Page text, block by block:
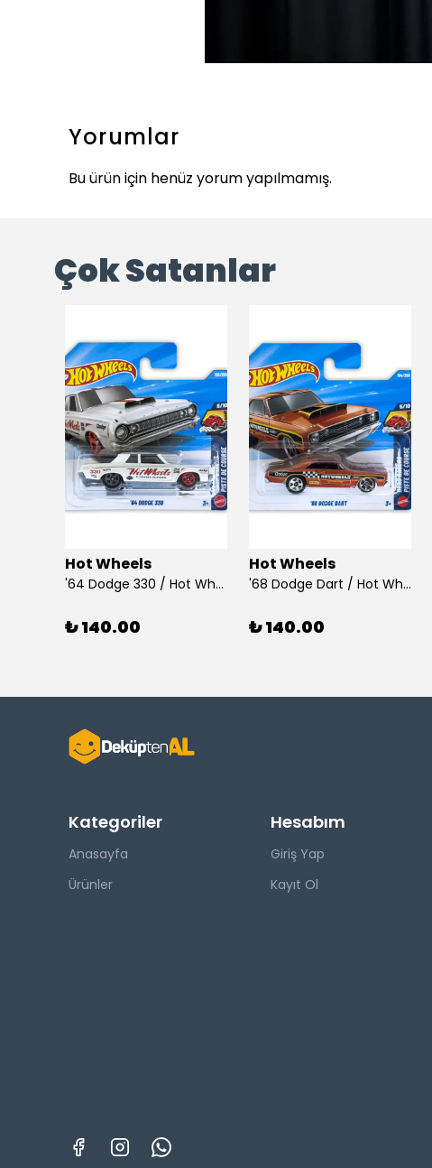
Yorumlar
Bu ürün için henüz yorum yapılmamış.
Çok Satanlar
Hot Wheels
'64 Dodge 330 / Hot Wheels
₺ 140.00
Hot Wheels
'68 Dodge Dart / Hot Wheels
₺ 140.00
Kategoriler
Anasayfa
Ürünler
Hesabım
Giriş Yap
Kayıt Ol